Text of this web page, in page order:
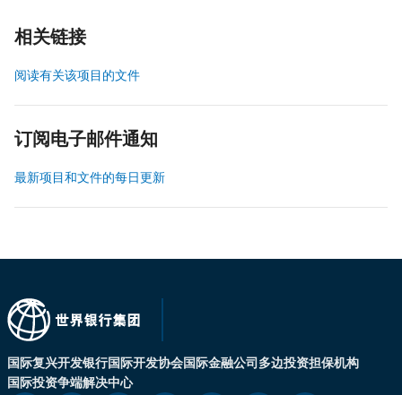
相关链接
阅读有关该项目的文件
订阅电子邮件通知
最新项目和文件的每日更新
国际复兴开发银行国际开发协会国际金融公司多边投资担保机构
国际投资争端解决中心